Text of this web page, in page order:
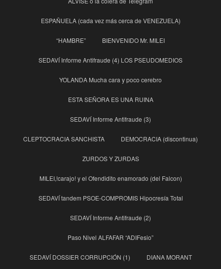
ESPAÑUELA (cada vez más cerca de VENEZUELA)
“HAMBRE” BIENVENIDO Mr. MILEI
SEDAVÍ Informe Antifraude (4) LOS PSEUDOMEDIOS
YOLANDA Mucha cara y poco cerebro
ESTA SEÑORA ES UNA RUINA
SEDAVÍ Informe Antifraude (3)
CLEPTOCRACIA SANCHISTA DEMOCRACIA (discontinua)
ZURDOS Y ZURDAS
MILEI,!carajo! y el Ofendidito enamorado (del Falcon)
SEDAVÍ tandem PSOE-COMPROMIS Hipocresía Total
SEDAVÍ Informe Antifraude (2)
Paso Nivel ALFAFAR “ADIFesio”
SEDAVÍ DOSSIER CORRUPCIÓN (1) DIANA MORANT